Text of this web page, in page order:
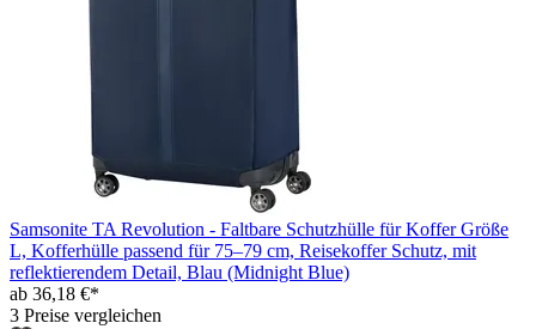
Samsonite TA Revolution - Faltbare Schutzhülle für Koffer Größe
L, Kofferhülle passend für 75–79 cm, Reisekoffer Schutz, mit
reflektierendem Detail, Blau (Midnight Blue)
ab 36,18 €*
3 Preise vergleichen